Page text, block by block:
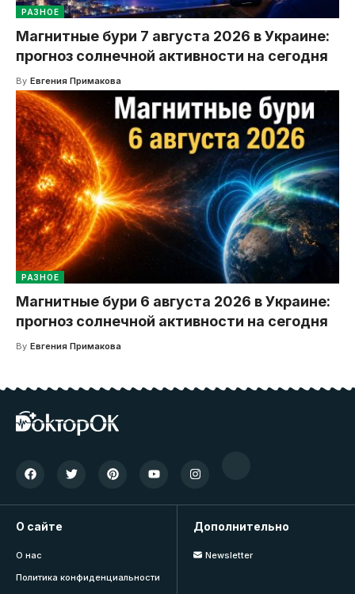
РАЗНОЕ
Магнитные бури 7 августа 2026 в Украине:
прогноз солнечной активности на сегодня
By Евгения Примакова
РАЗНОЕ
Магнитные бури 6 августа 2026 в Украине:
прогноз солнечной активности на сегодня
By Евгения Примакова
О сайте
О нас
Политика конфиденциальности
Дополнительно
Newsletter